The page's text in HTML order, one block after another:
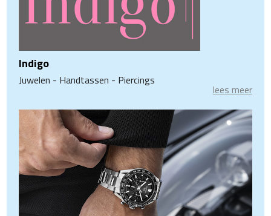
Indigo
Juwelen - Handtassen - Piercings
lees meer